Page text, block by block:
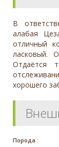
В
алабая
отличный
ласковый.
Отдаётся
хорошего
Порода :